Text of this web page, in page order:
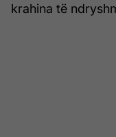
krahina të